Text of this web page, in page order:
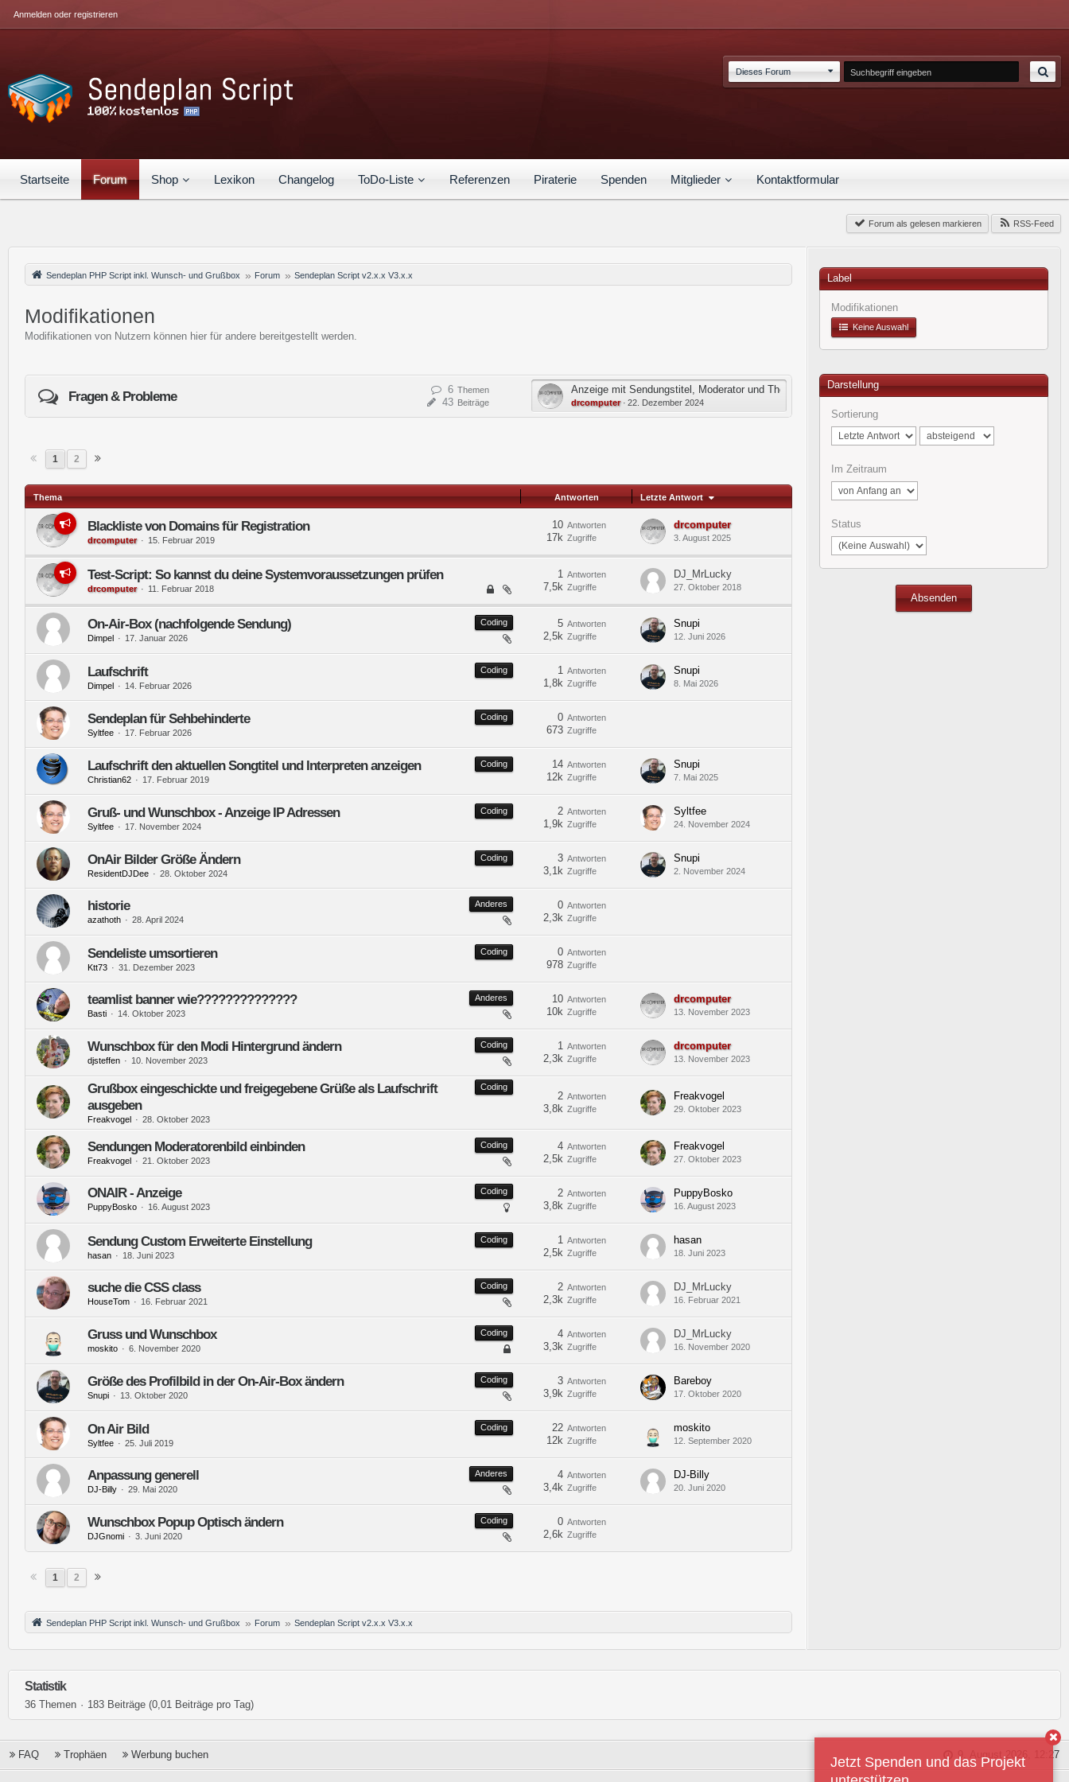
Startseite Forum Shop Lexikon Changelog ToDo-Liste Referenzen Piraterie Spenden Mitglieder Kontaktformular
Anmelden oder registrieren
Dieses Forum
RSS-Feed
Forum als gelesen markieren
Sendeplan PHP Script inkl. Wunsch- und Grußbox Forum Sendeplan Script v2.x.x V3.x.x
Modifikationen
Modifikationen von Nutzern können hier für andere bereitgestellt werden.
Fragen & Probleme Themen
6
Beiträge
43
Anzeige mit Sendungstitel, Moderator und Thema der Sendung
drcomputer 22. Dezember 2024
1 2
Thema Antworten Letzte Antwort
Blackliste von Domains für Registration
drcomputer 15. Februar 2019
Antworten
10
Zugriffe
17k
drcomputer
3. August 2025
Test-Script: So kannst du deine Systemvoraussetzungen prüfen
drcomputer 11. Februar 2018
Antworten
1
Zugriffe
7,5k
DJ_MrLucky
27. Oktober 2018
Coding
On-Air-Box (nachfolgende Sendung)
Dimpel 17. Januar 2026
Antworten
5
Zugriffe
2,5k
Snupi
12. Juni 2026
Coding
Laufschrift
Dimpel 14. Februar 2026
Antworten
1
Zugriffe
1,8k
Snupi
8. Mai 2026
Coding
Sendeplan für Sehbehinderte
Syltfee 17. Februar 2026
Antworten
0
Zugriffe
673
Coding
Laufschrift den aktuellen Songtitel und Interpreten anzeigen
Christian62 17. Februar 2019
Antworten
14
Zugriffe
12k
Snupi
7. Mai 2025
Coding
Gruß- und Wunschbox - Anzeige IP Adressen
Syltfee 17. November 2024
Antworten
2
Zugriffe
1,9k
Syltfee
24. November 2024
Coding
OnAir Bilder Größe Ändern
ResidentDJDee 28. Oktober 2024
Antworten
3
Zugriffe
3,1k
Snupi
2. November 2024
Anderes
historie
azathoth 28. April 2024
Antworten
0
Zugriffe
2,3k
Coding
Sendeliste umsortieren
Ktt73 31. Dezember 2023
Antworten
0
Zugriffe
978
Anderes
teamlist banner wie??????????????
Basti 14. Oktober 2023
Antworten
10
Zugriffe
10k
drcomputer
13. November 2023
Coding
Wunschbox für den Modi Hintergrund ändern
djsteffen 10. November 2023
Antworten
1
Zugriffe
2,3k
drcomputer
13. November 2023
Coding
Grußbox eingeschickte und freigegebene Grüße als Laufschrift
ausgeben
Freakvogel 28. Oktober 2023
Antworten
2
Zugriffe
3,8k
Freakvogel
29. Oktober 2023
Coding
Sendungen Moderatorenbild einbinden
Freakvogel 21. Oktober 2023
Antworten
4
Zugriffe
2,5k
Freakvogel
27. Oktober 2023
Coding
ONAIR - Anzeige
PuppyBosko 16. August 2023
Antworten
2
Zugriffe
3,8k
PuppyBosko
16. August 2023
Coding
Sendung Custom Erweiterte Einstellung
hasan 18. Juni 2023
Antworten
1
Zugriffe
2,5k
hasan
18. Juni 2023
Coding
suche die CSS class
HouseTom 16. Februar 2021
Antworten
2
Zugriffe
2,3k
DJ_MrLucky
16. Februar 2021
Coding
Gruss und Wunschbox
moskito 6. November 2020
Antworten
4
Zugriffe
3,3k
DJ_MrLucky
16. November 2020
Coding
Größe des Profilbild in der On-Air-Box ändern
Snupi 13. Oktober 2020
Antworten
3
Zugriffe
3,9k
Bareboy
17. Oktober 2020
Coding
On Air Bild
Syltfee 25. Juli 2019
Antworten
22
Zugriffe
12k
moskito
12. September 2020
Anderes
Anpassung generell
DJ-Billy 29. Mai 2020
Antworten
4
Zugriffe
3,4k
DJ-Billy
20. Juni 2020
Coding
Wunschbox Popup Optisch ändern
DJGnomi 3. Juni 2020
Antworten
0
Zugriffe
2,6k
1 2
Sendeplan PHP Script inkl. Wunsch- und Grußbox Forum Sendeplan Script v2.x.x V3.x.x
Label
Modifikationen
Keine Auswahl
Darstellung
Sortierung
Im Zeitraum
Status
Statistik
36 Themen 183 Beiträge (0,01 Beiträge pro Tag)
9. August 2026, 12:27
FAQ Trophäen Werbung buchen
Jetzt Spenden und das Projekt